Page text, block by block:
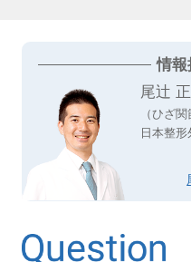
情報
尾辻
（ひざ
日本整